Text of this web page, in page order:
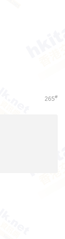
265#